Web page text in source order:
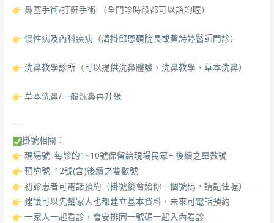
鼻塞手術/打鼾手術 （全門診時段都可以諮詢喔）
慢性病及內科疾病（請掛邱恩碩院長或黃詩婷醫師門診）
洗鼻教學診所（可以提供洗鼻體驗、洗鼻教學、草本洗鼻）
草本洗鼻/一般洗鼻再升級
—
掛號相關：
現場號: 每診的1~10號保留給現場民眾+ 後續之單數號
預約號: 12號(含)後續之雙數號
初診患者可電話預約（掛號後會給你一個號碼，請記住喔）
建議可以先幫家人也都建立基本資料，未來可電話預約
一家人一起看診，會安排同一號碼一起入內看診